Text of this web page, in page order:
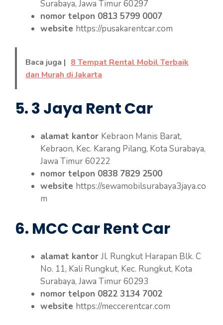
Surabaya, Jawa Timur 60297
nomor telpon 0813 5799 0007
website https://pusakarentcar.com
Baca juga | 8 Tempat Rental Mobil Terbaik
dan Murah di Jakarta
5. 3 Jaya Rent Car
alamat kantor Kebraon Manis Barat,
Kebraon, Kec. Karang Pilang, Kota Surabaya,
Jawa Timur 60222
nomor telpon 0838 7829 2500
website https://sewamobilsurabaya3jaya.co
m
6. MCC Car Rent Car
alamat kantor Jl. Rungkut Harapan Blk. C
No. 11, Kali Rungkut, Kec. Rungkut, Kota
Surabaya, Jawa Timur 60293
nomor telpon 0822 3134 7002
website https://meccerentcar.com